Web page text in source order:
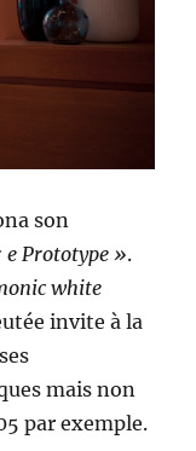
son
e Prototype ».
white
invite à la
mais non
par exemple.